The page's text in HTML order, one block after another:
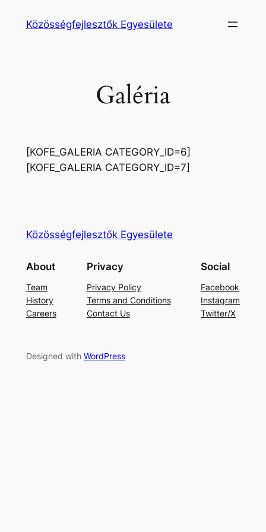
Közösségfejlesztők Egyesülete
Galéria
[KOFE_GALERIA CATEGORY_ID=6]
[KOFE_GALERIA CATEGORY_ID=7]
Közösségfejlesztők Egyesülete
About
Team
History
Careers
Privacy
Privacy Policy
Terms and Conditions
Contact Us
Social
Facebook
Instagram
Twitter/X
Designed with WordPress